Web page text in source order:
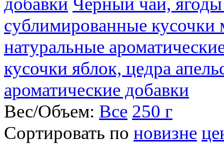
сублимированные
натуральные
кусочки яблок, цедра
ароматические добавки
Вес/Объем: Все 250 г
Сортировать по новизне